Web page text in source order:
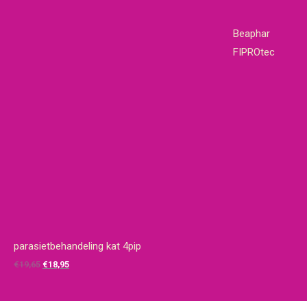
Beaphar
FIPROtec
parasietbehandeling kat 4pip
€19,65 Oorspronkelijke
€18,95Huidige